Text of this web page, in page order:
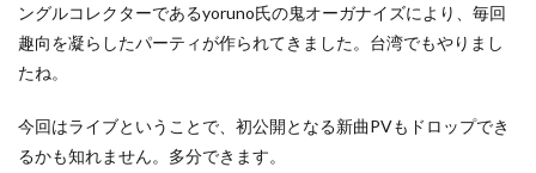
ングルコレクターであるyoruno氏の鬼オーガナイズにより、毎回
趣向を凝らしたパーティが作られてきました。台湾でもやりまし
たね。
今回はライブということで、初公開となる新曲PVもドロップでき
るかも知れません。多分できます。